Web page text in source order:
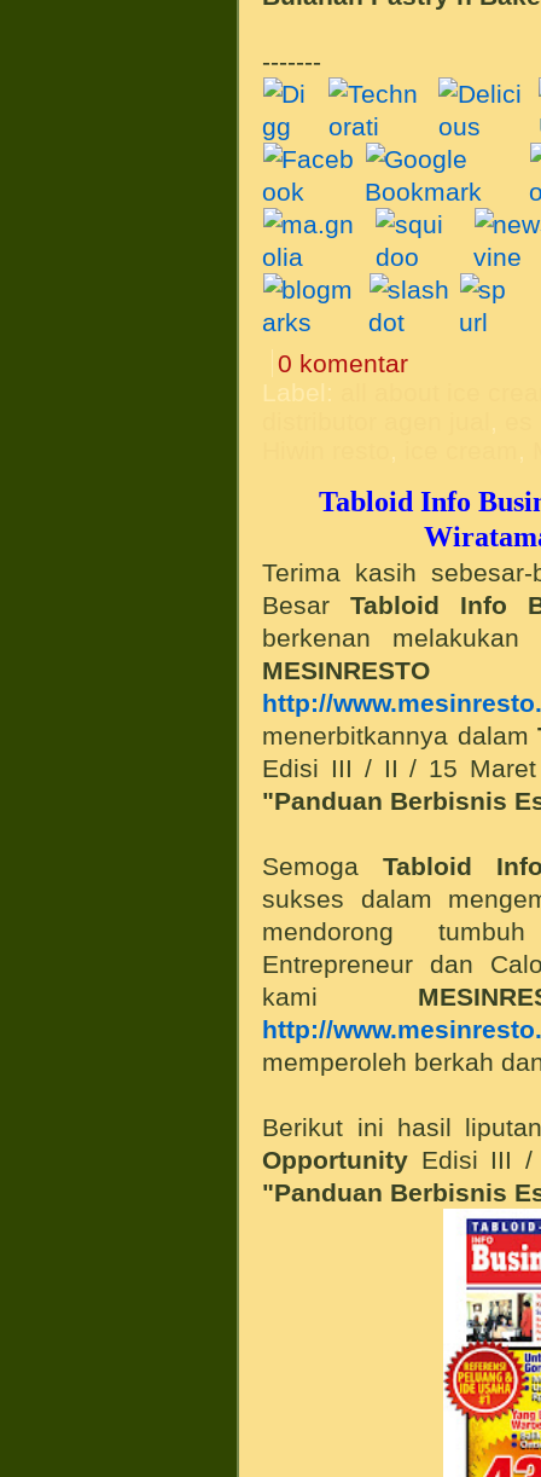
-------
0 komentar
Label:
Tabloid Info
Terima kasih
BesarTabloid Info
berkenan
http://
menerbitkannya dalam
Edisi III / II / 15 Maret
"Panduan Berbisnis
SemogaTabloid
sukses dalam
mendorong
Entrepreneur dan
kami
http://
memperoleh berkah
Berikut ini hasil
Opportunity Edisi III /
"Panduan Berbisnis